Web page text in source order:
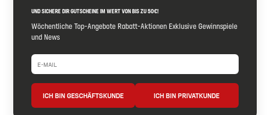
UND SICHERE DIR GUTSCHEINE IM WERT VON BIS ZU 50€!
Wöchentliche Top-Angebote Rabatt-Aktionen Exklusive Gewinnspiele
und News
ICH BIN GESCHÄFTSKUNDE ICH BIN PRIVATKUNDE